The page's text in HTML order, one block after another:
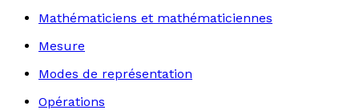
Mathématiciens et mathématiciennes
Mesure
Modes de représentation
Opérations